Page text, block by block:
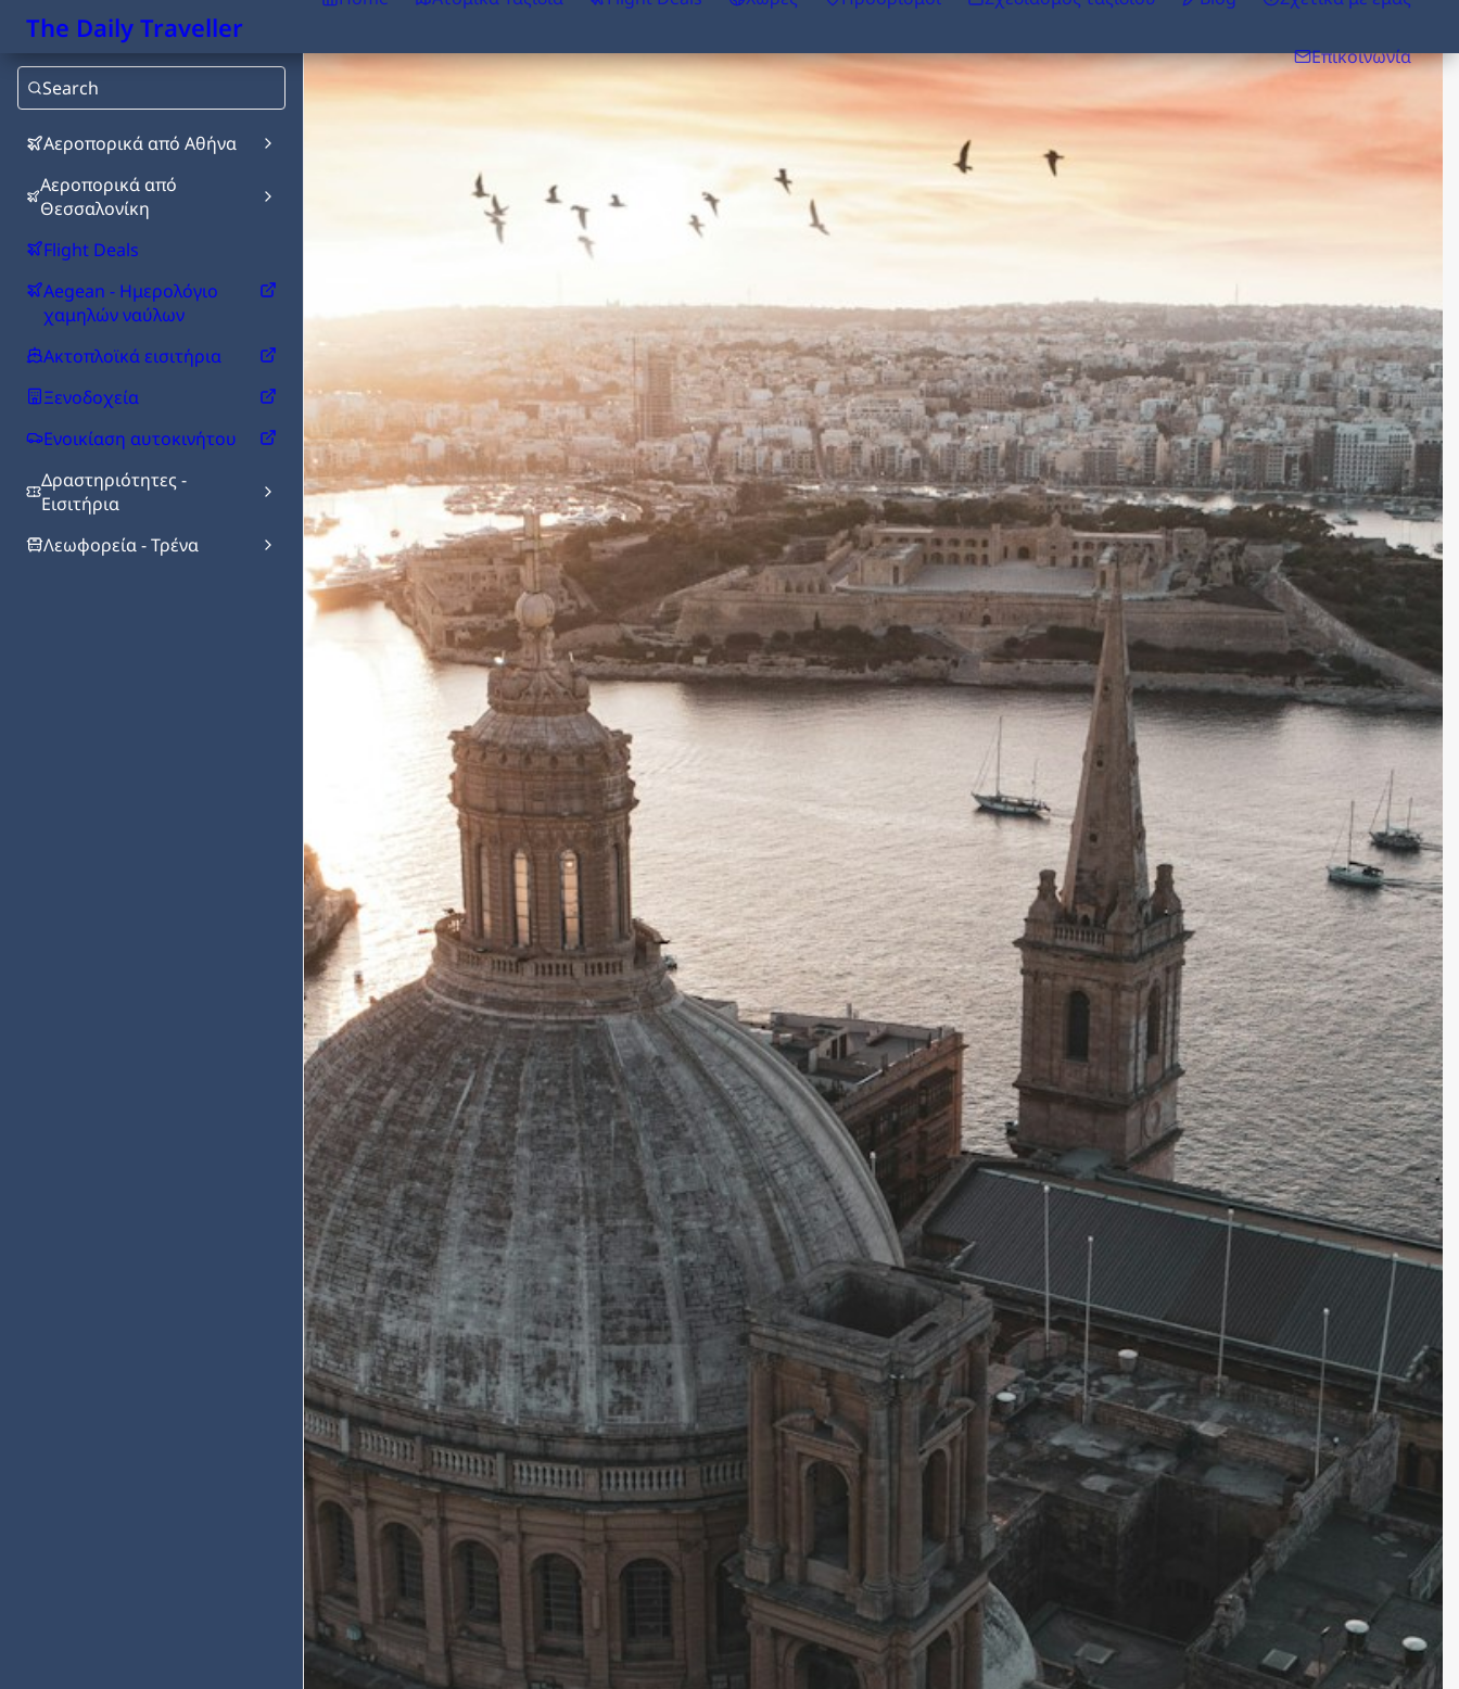
The Daily Traveller
Επικοινωνία
Search
Αεροπορικά από Αθήνα
Αεροπορικά από
Θεσσαλονίκη
Flight Deals
Aegean - Ημερολόγιο
χαμηλών ναύλων
Ακτοπλοϊκά εισιτήρια
Ξενοδοχεία
Ενοικίαση αυτοκινήτου
Δραστηριότητες -
Εισιτήρια
Λεωφορεία - Τρένα